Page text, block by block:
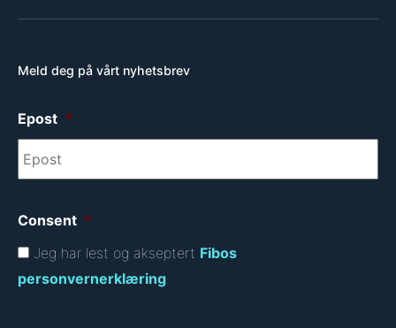
Meld deg på vårt nyhetsbrev
Epost *
Consent *
Jeg har lest og akseptert Fibos
personvernerklæring